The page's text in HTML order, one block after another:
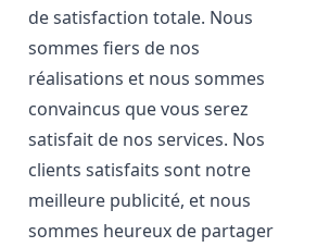
de satisfaction totale. Nous
sommes fiers de nos
réalisations et nous sommes
convaincus que vous serez
satisfait de nos services. Nos
clients satisfaits sont notre
meilleure publicité, et nous
sommes heureux de partager